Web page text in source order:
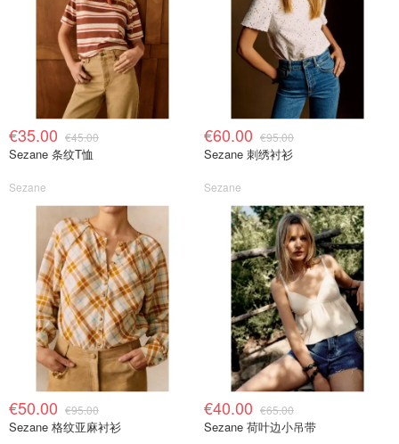
€35.00 €45.00
Sezane 条纹T恤
Sezane
€60.00 €95.00
Sezane 刺绣衬衫
Sezane
€50.00 €95.00
Sezane 格纹亚麻衬衫
€40.00 €65.00
Sezane 荷叶边小吊带